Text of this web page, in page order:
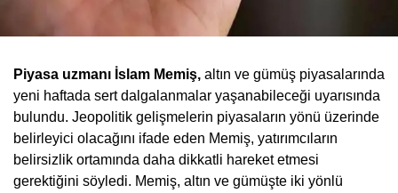
Piyasa uzmanı İslam Memiş, altın ve gümüş piyasalarında
yeni haftada sert dalgalanmalar yaşanabileceği uyarısında
bulundu. Jeopolitik gelişmelerin piyasaların yönü üzerinde
belirleyici olacağını ifade eden Memiş, yatırımcıların
belirsizlik ortamında daha dikkatli hareket etmesi
gerektiğini söyledi. Memiş, altın ve gümüşte iki yönlü